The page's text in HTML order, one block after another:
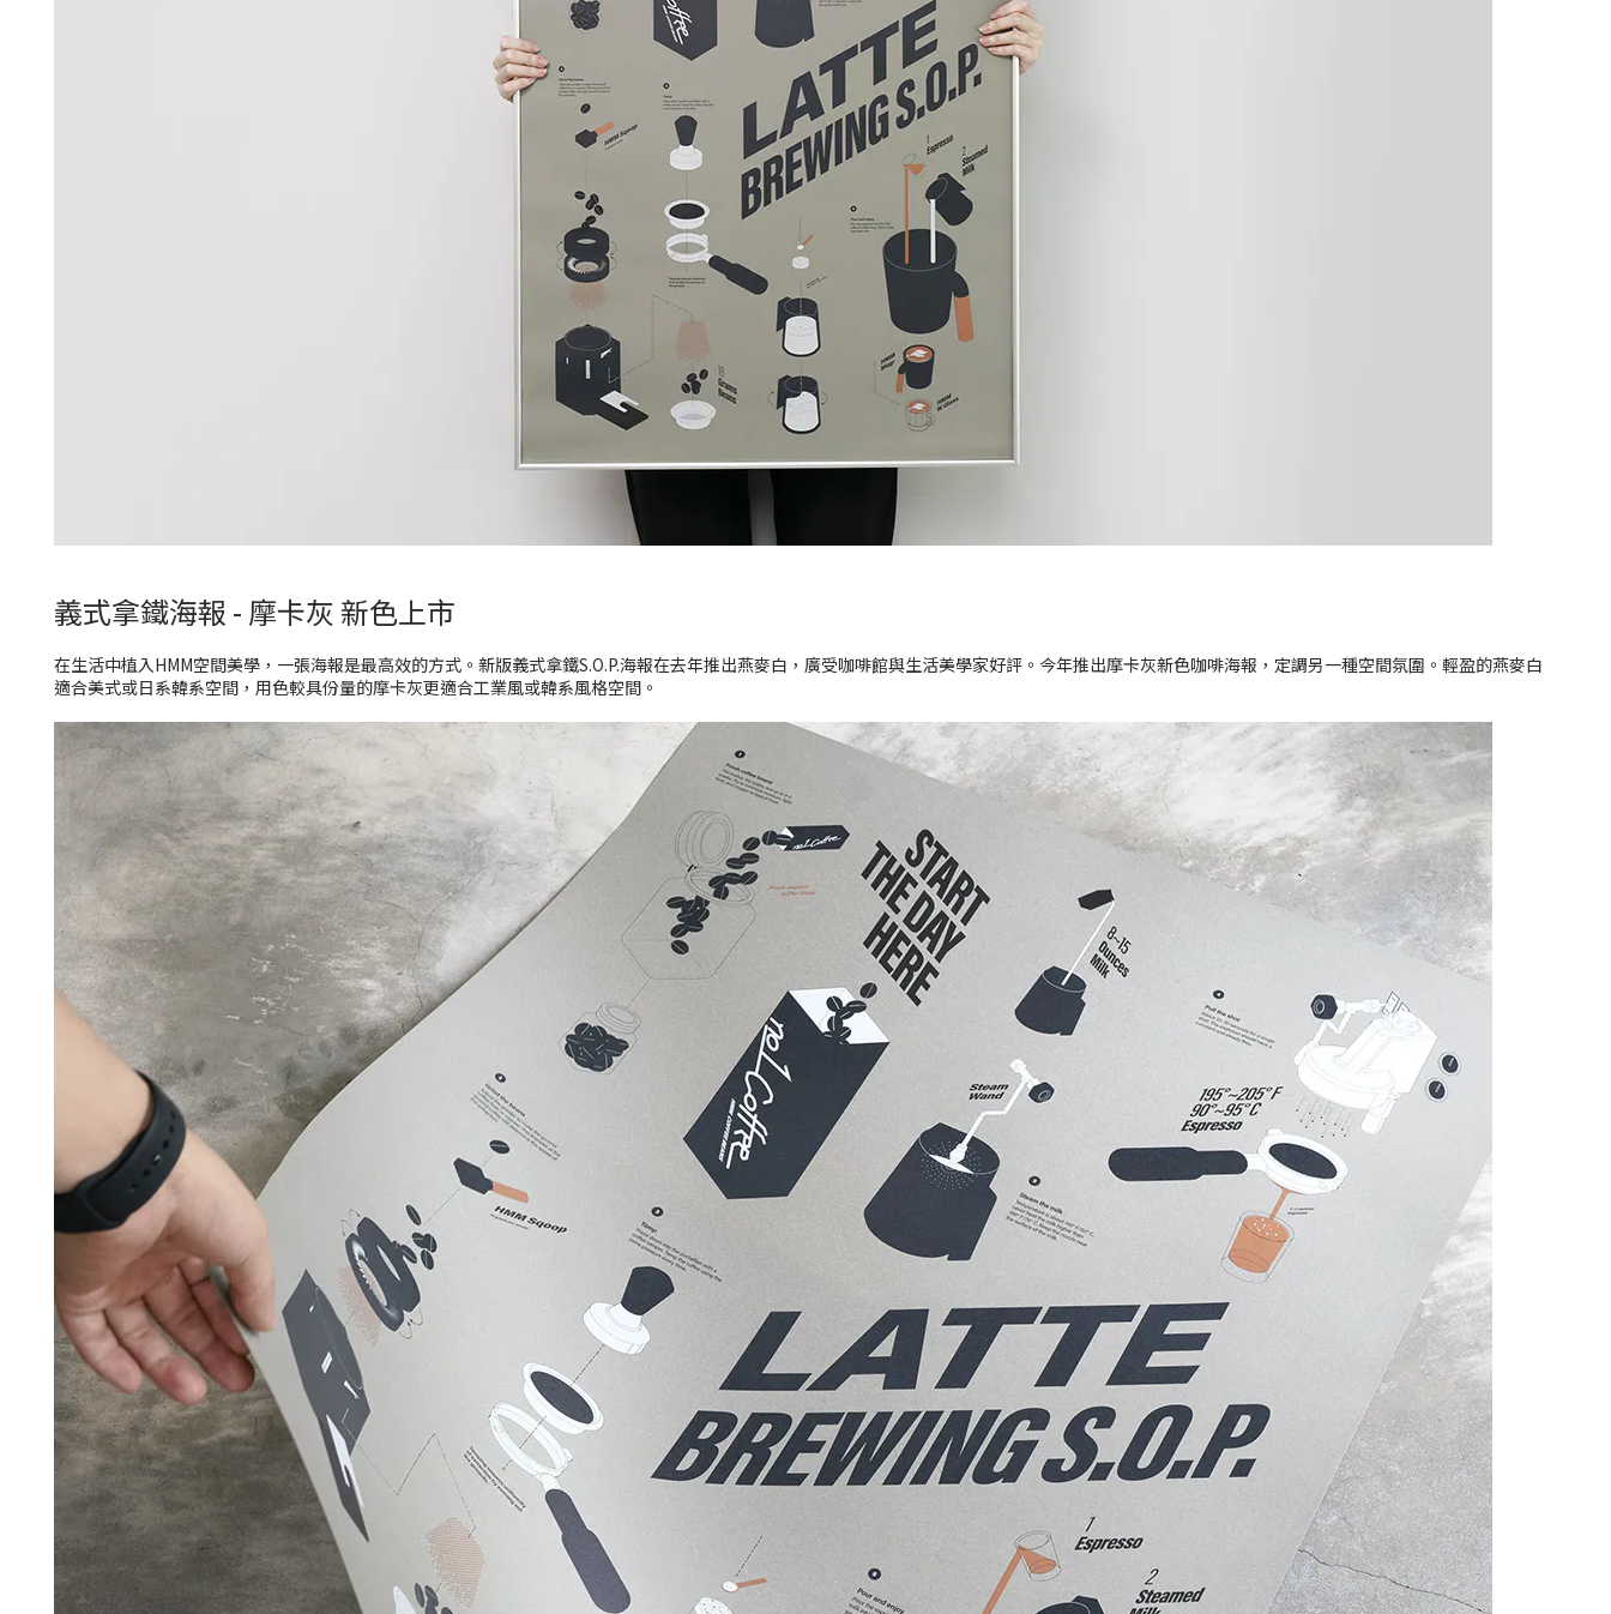
義式拿鐵海報 - 摩卡灰 新色上市
在生活中植入HMM空間美學，一張海報是最高效的方式。新版義式拿鐵S.O.P.海報在去年推出燕麥白，廣受咖啡館與生活美學家好評。今年推出摩卡灰新色咖啡海報，定調另一種空間氛圍。輕盈的燕麥白
適合美式或日系韓系空間，用色較具份量的摩卡灰更適合工業風或韓系風格空間。